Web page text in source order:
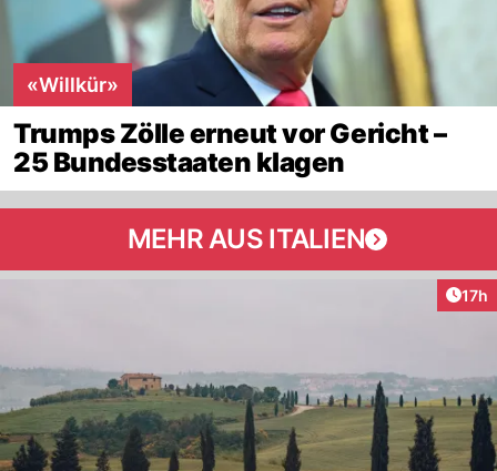
«Willkür»
Trumps Zölle erneut vor Gericht –
25 Bundesstaaten klagen
MEHR AUS ITALIEN
17h